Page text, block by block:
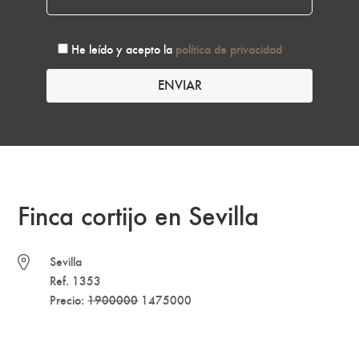
He leído y acepto la política de privacidad
Finca cortijo en Sevilla
Sevilla
Ref. 1353
Precio:19000001475000